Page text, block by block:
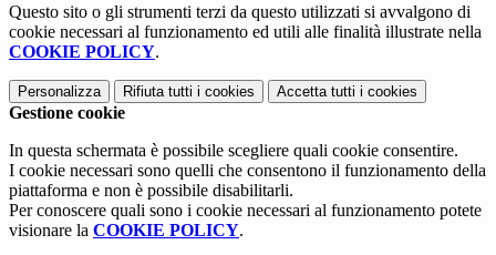
Questo sito o gli strumenti terzi da questo utilizzati si avvalgono di
cookie necessari al funzionamento ed utili alle finalità illustrate nella
COOKIE POLICY.
Personalizza Rifiuta tutti i cookies Accetta tutti i cookies
Gestione cookie
In questa schermata è possibile scegliere quali cookie consentire.
I cookie necessari sono quelli che consentono il funzionamento della
piattaforma e non è possibile disabilitarli.
Per conoscere quali sono i cookie necessari al funzionamento potete
visionare la COOKIE POLICY.